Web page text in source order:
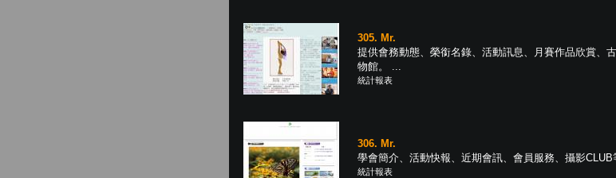
305. Mr.
提供會務動態、榮銜名錄、活動訊息、月賽作品欣賞、
物館。 ...
統計報表
306. Mr.
學會簡介、活動快報、近期會訊、會員服務、攝影CLUB
統計報表